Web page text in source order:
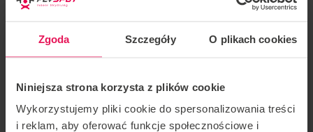
Zgoda Szczegóły O plikach cookies
Niniejsza strona korzysta z plików cookie
Wykorzystujemy pliki cookie do spersonalizowania treści
i reklam, aby oferować funkcje społecznościowe i
również możliwość wykonania pierwszych świadomych
Dziecka dla bardzo aktywnych dzieci!
- wypożyczenie sprzętu,
- 4 loty po 1,5 min każdy,
- film z lotu i certyfikat.